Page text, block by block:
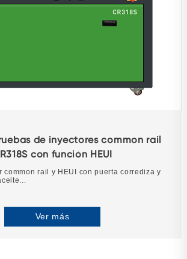
de inyectores common rail
con función HEUI
common rail y HEUI con puerta corrediza y
Ver más